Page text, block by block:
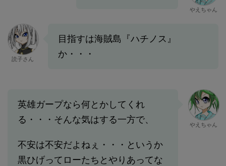
やえちゃん
読子さん
目指すは海賊島『ハチノス』
か・・・
英雄ガープなら何とかしてくれ
る・・・そんな気はする一方で、
不安は不安だよねぇ・・・というか
黒ひげってローたちとやりあってな
やえちゃん